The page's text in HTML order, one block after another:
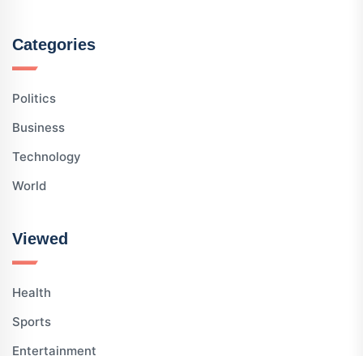
Categories
Politics
Business
Technology
World
Viewed
Health
Sports
Entertainment